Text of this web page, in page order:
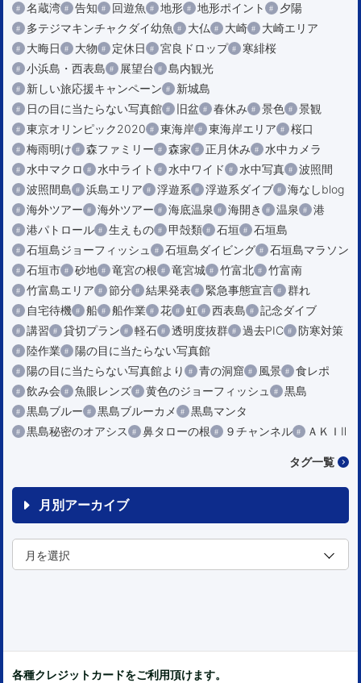
名蔵湾
告知 回遊魚 地形 地形ポイント
夕陽
多テジマキンチャクダイ幼魚
大仏 大崎
大崎エリア
大晦日
大物 定休日 宮良ドロップ
寒緋桜
小浜島・西表島
展望台
島内観光
新しい旅応援キャンペーン
新城島
日の目に当たらない写真館
旧盆 春休み 景色
景観
東京オリンピック2020
東海岸 東海岸エリア
桜口
梅雨明け
森ファミリー 森家 正月休み
水中カメラ
水中マクロ
水中ライト 水中ワイド 水中写真
波照間
波照間島
浜島エリア 浮遊系 浮遊系ダイブ
海なしblog
海外ツアー
海外ツアー 海底温泉 海開き 温泉
港
港パトロール
生えもの 甲殻類 石垣
石垣島
石垣島ジョーフィッシュ
石垣島ダイビング
石垣島マラソン
石垣市
砂地 竜宮の根 竜宮城 竹富北
竹富南
竹富島エリア
節分 結果発表 緊急事態宣言
群れ
自宅待機
船 船作業 花 虹 西表島
記念ダイブ
講習
貸切プラン 軽石 透明度抜群 過去PIC
防寒対策
陸作業
陽の目に当たらない写真館
陽の目に当たらない写真館より
青の洞窟 風景
食レポ
飲み会
魚眼レンズ 黄色のジョーフィッシュ
黒島
黒島ブルー
黒島ブルーカメ
黒島マンタ
黒島秘密のオアシス
鼻タローの根 ９チャンネル ＡＫＩⅡ
タグ一覧
月別アーカイブ
各種クレジットカードをご利用頂けます。